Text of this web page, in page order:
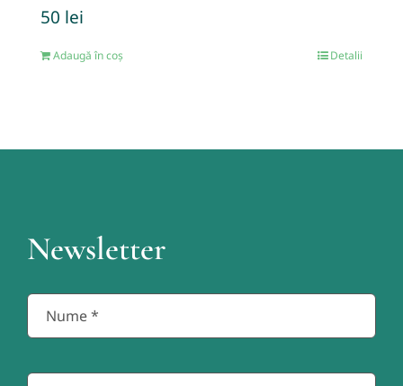
50 lei
Adaugă în coș Detalii
Newsletter